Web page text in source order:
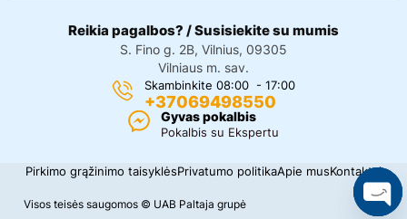
Reikia pagalbos? / Susisiekite su mumis
S. Fino g. 2B, Vilnius, 09305
Vilniaus m. sav.
Skambinkite 08:00 - 17:00
+37069498550
Gyvas pokalbis
Pokalbis su Ekspertu
Visos teisės saugomos © UAB Paltaja grupė
Pirkimo grąžinimo taisyklėsPrivatumo politikaApie musKontaktai